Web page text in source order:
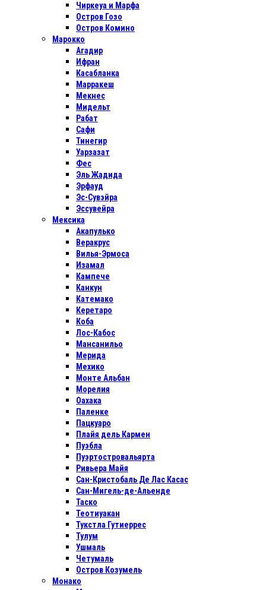
Чиркеуа и Марфа
Остров Гозо
Остров Комино
Марокко
Агадир
Ифран
Касабланка
Марракеш
Мекнес
Мидельт
Рабат
Сафи
Тинегир
Уарзазат
Фес
Эль Жадида
Эрфауд
Эс-Сувэйра
Эссувейра
Мексика
Акапулько
Веракрус
Вилья-Эрмоса
Изамал
Кампече
Канкун
Катемако
Керетаро
Коба
Лос-Кабос
Мансанильо
Мерида
Мехико
Монте Альбан
Морелия
Оахака
Паленке
Пацкуаро
Плайя дель Кармен
Пуэбла
Пуэртостровальярта
Ривьера Майя
Сан-Кристобаль Де Лас Касас
Сан-Мигель-де-Альенде
Таско
Теотиуакан
Тукстла Гутиеррес
Тулум
Ушмаль
Четумаль
Остров Козумель
Монако